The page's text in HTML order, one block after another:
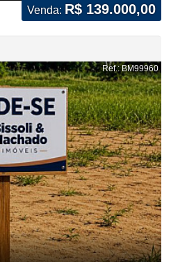
Venda: R$ 139.000,00
Ref.: BM99960